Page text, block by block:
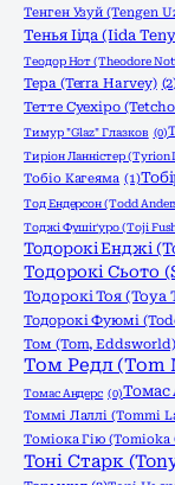
Тенген Узуй (Tengen
Тенья Ііда (Iida
Теодор Нот (Theodore
Тера (Terra Harvey)
Тетте Суехіро
Тимур "Glaz" Глазков (0)
Тиріон Ланністер (Tyrion
Тобіо Кагеяма (1)
Тод Ендерсон (Todd
Тоджі Фушіґуро (Toji
Тодорокі Енджі
Тодорокі Сьото
Тодорокі Тоя (Toya
Тодорокі Фуюмі
Том (Tom, Eddsworld)
Том Редл (Tom
Томас Андерс (0)Томас
Томмі Лаллі (Tommi
Томіока Гію (Tomioka
Тоні Старк